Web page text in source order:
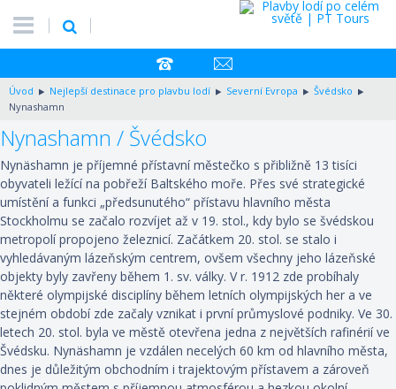
Úvod Nejlepší destinace pro plavbu lodí Severní Evropa
Švédsko
Nynashamn
Nynashamn / Švédsko
Nynäshamn je příjemné přístavní městečko s přibližně 13 tisíci
obyvateli ležící na pobřeží Baltského moře. Přes své strategické
umístění a funkci „předsunutého“ přístavu hlavního města
Stockholmu se začalo rozvíjet až v 19. stol., kdy bylo se švédskou
metropolí propojeno železnicí. Začátkem 20. stol. se stalo i
vyhledávaným lázeňským centrem, ovšem všechny jeho lázeňské
objekty byly zavřeny během 1. sv. války. V r. 1912 zde probíhaly
některé olympijské disciplíny během letních olympijských her a ve
stejném období zde začaly vznikat i první průmyslové podniky. Ve 30.
letech 20. stol. byla ve městě otevřena jedna z největších rafinérií ve
Švédsku. Nynäshamn je vzdálen necelých 60 km od hlavního města,
dnes je důležitým obchodním i trajektovým přístavem a zároveň